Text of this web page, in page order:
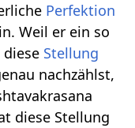
Perfektion
Weil er ein so
Stellung
nachzählst,
diese Stellung